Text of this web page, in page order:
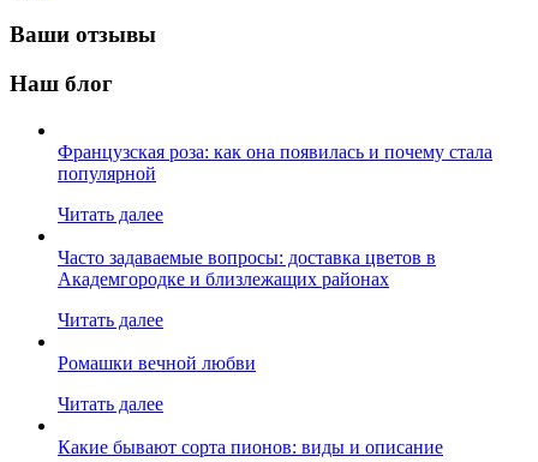
Ваши отзывы
Наш блог
Французская роза: как она появилась и почему стала
популярной
Читать далее
Часто задаваемые вопросы: доставка цветов в
Академгородке и близлежащих районах
Читать далее
Ромашки вечной любви
Читать далее
Какие бывают сорта пионов: виды и описание